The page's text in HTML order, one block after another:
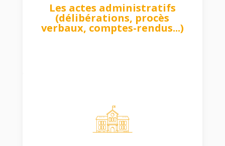
Les actes administratifs
(délibérations, procès
verbaux, comptes-rendus...)